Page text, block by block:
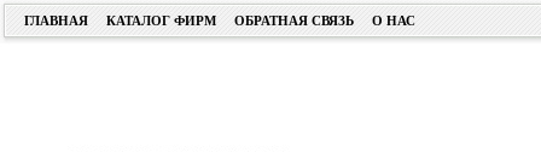
ГЛАВНАЯ КАТАЛОГ ФИРМ ОБРАТНАЯ СВЯЗЬ О НАС